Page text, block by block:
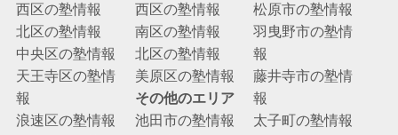
西区の塾情報
北区の塾情報
中央区の塾情報
天王寺区の塾情
報
浪速区の塾情報
西区の塾情報
南区の塾情報
北区の塾情報
美原区の塾情報
その他のエリア
池田市の塾情報
松原市の塾情報
羽曳野市の塾情
報
藤井寺市の塾情
報
太子町の塾情報